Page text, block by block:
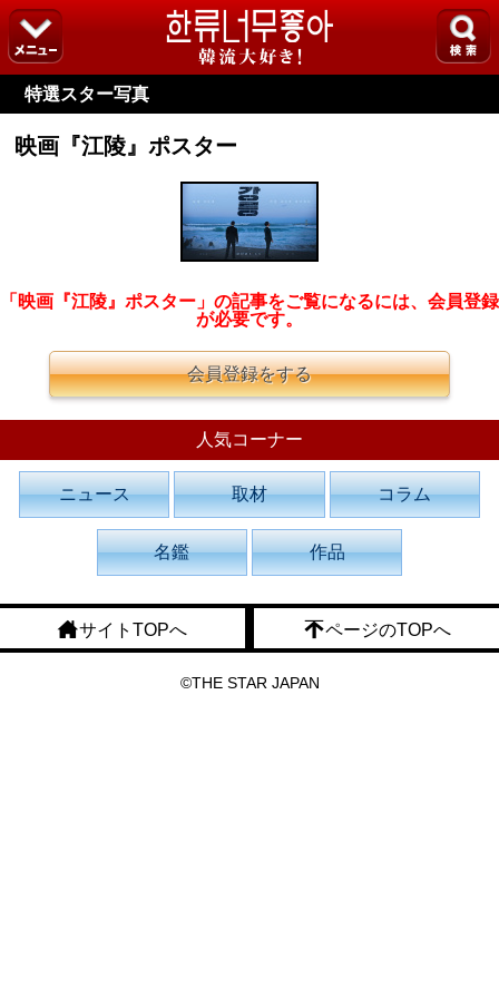
特選スター写真
映画『江陵』ポスター
「映画『江陵』ポスター」の記事をご覧になるには、会員登録
が必要です。
会員登録をする
人気コーナー
ニュース 取材 コラム
名鑑 作品
サイトTOPへ ページのTOPへ
©THE STAR JAPAN